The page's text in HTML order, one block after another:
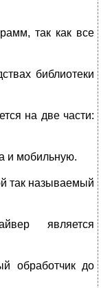
так как все
библиотеки
на две части:
и мобильную.
так называемый
является
обработчик до